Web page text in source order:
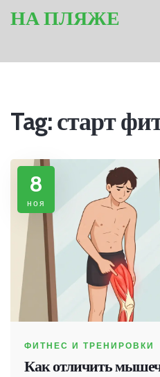
НА ПЛЯЖЕ
Tag: старт
8
ноя
ФИТНЕС И ТРЕНИРОВКИ
Как отличить